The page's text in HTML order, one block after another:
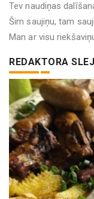
Tev naudiņas
Šim saujiņu, tam
Man ar visu
REDAKTORA